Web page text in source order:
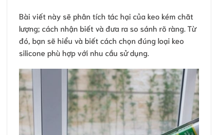
Bài viết này sẽ phân tích tác hại của keo kém chăt
lượng; cách nhận biết và đưa ra so sánh rõ ràng. Từ
đó, bạn sẽ hiểu và biết cách chọn đúng loại keo
silicone phù hợp với nhu cầu sử dụng.